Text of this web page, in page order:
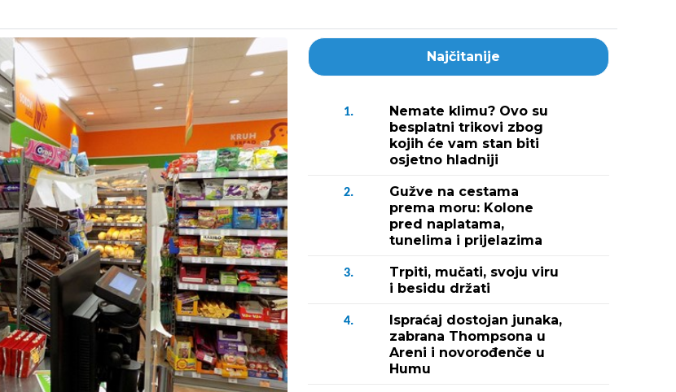
Najčitanije
1.
Nemate klimu? Ovo su
besplatni trikovi zbog
kojih će vam stan biti
osjetno hladniji
2.
Gužve na cestama
prema moru: Kolone
pred naplatama,
tunelima i prijelazima
3.
Trpiti, mučati, svoju viru
i besidu držati
4.
Ispraćaj dostojan junaka,
zabrana Thompsona u
Areni i novorođenče u
Humu